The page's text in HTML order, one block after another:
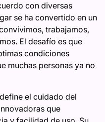
con diversas
se ha convertido en un
trabajamos,
El desafío es que
condiciones
muchas personas ya no
el cuidado del
que